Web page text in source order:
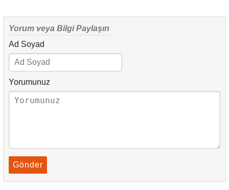
Yorum veya Bilgi Paylaşın
Ad Soyad
Yorumunuz
Gönder